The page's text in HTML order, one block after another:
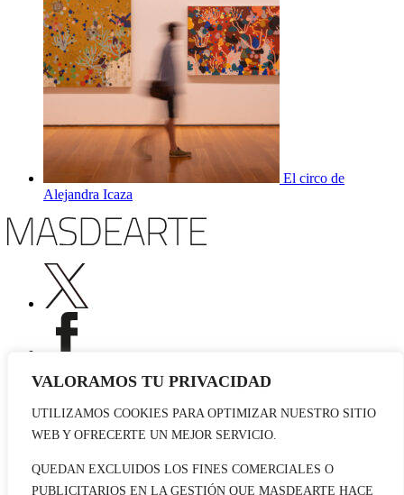
VALORAMOS TU PRIVACIDAD
UTILIZAMOS COOKIES PARA OPTIMIZAR NUESTRO SITIO
WEB Y OFRECERTE UN MEJOR SERVICIO.
QUEDAN EXCLUIDOS LOS FINES COMERCIALES O
PUBLICITARIOS EN LA GESTIÓN QUE MASDEARTE HACE
El circo de
Alejandra Icaza
Publicidad
Contacto